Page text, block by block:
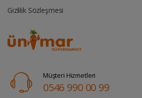
Gizlilik Sözleşmesi
Müşteri Hizmetleri
0546 990 00 99